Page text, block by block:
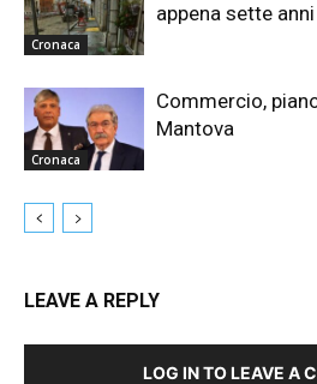
Cronaca
appena sette anni
Cronaca
Commercio,
Mantova
LEAVE A REPLY
LOG IN TO LEAVE A